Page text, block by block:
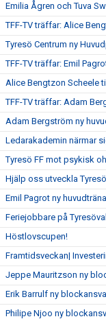
Emilia Ågren och Tuva
TFF-TV träffar: Alice
Tyresö Centrum ny
TFF-TV träffar: Emil
Alice Bengtzon Scheele
TFF-TV träffar: Adam
Adam Bergström ny
Ledarakademin närmar
Tyresö FF mot psykisk
Hjälp oss utveckla
Emil Pagrot ny
Feriejobbare på
Höstlovscupen!
Framtidsveckan|
Jeppe Mauritzson ny
Erik Barrulf ny
Philipe Njoo ny